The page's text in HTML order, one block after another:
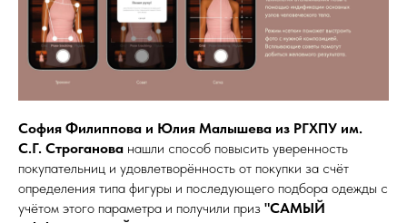
София Филиппова и Юлия Малышева из РГХПУ им.
С.Г. Строганова нашли способ повысить уверенность
покупательниц и удовлетворённость от покупки за счёт
определения типа фигуры и последующего подбора одежды с
учётом этого параметра и получили приз "САМЫЙ